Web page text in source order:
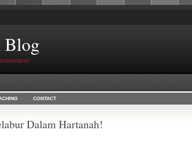
Blog
CONTACT
Dalam Hartanah!